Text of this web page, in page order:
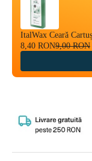
ItalWax Ceară
8,40 RON9,00 RON